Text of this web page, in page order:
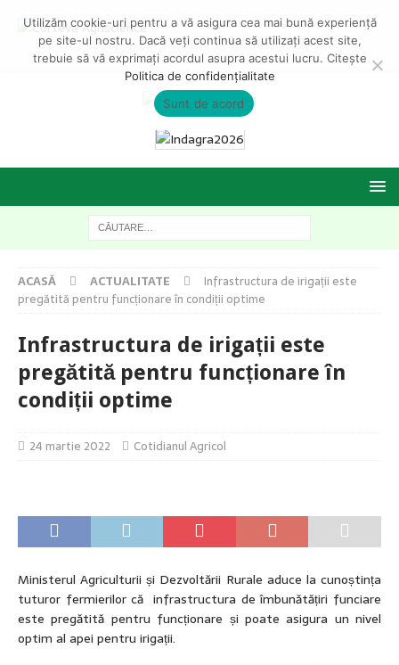
ACASĂ ACTUALITATE
Infrastructura de irigații este
pregătită pentru funcționare în condiții optime
Infrastructura de irigații este
pregătită pentru funcționare în
condiții optime
24 martie 2022 Cotidianul Agricol
Ministerul Agriculturii și Dezvoltării Rurale aduce la cunoștința
tuturor fermierilor că infrastructura de îmbunătățiri funciare
este pregătită pentru funcționare și poate asigura un nivel
optim al apei pentru irigații.
Utilizăm cookie-uri pentru a vă asigura cea mai bună experiență
pe site-ul nostru. Dacă veți continua să utilizați acest site,
trebuie să vă exprimați acordul asupra acestui lucru. Citește
Politica de confidențialitate
Sunt de acord